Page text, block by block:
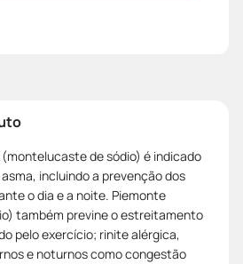
(montelucaste de sódio) é indicado
incluindo a prevenção dos
o dia e a noite. Piemonte
também previne o estreitamento
pelo exercício; rinite alérgica,
e noturnos como congestão